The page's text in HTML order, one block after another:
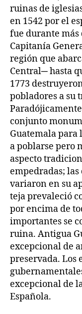
ruinas de
en 1542 por el
fue durante más
Capitanía
región que
Central─ hasta
1773
pobladores a su
conjunto
Guatemala para
a poblarse pero
aspecto
empedradas;
variaron en su
teja prevaleció
por encima de
importantes se
ruina. Antigua
excepcional de
preservada. Los
excepcional de
Española.